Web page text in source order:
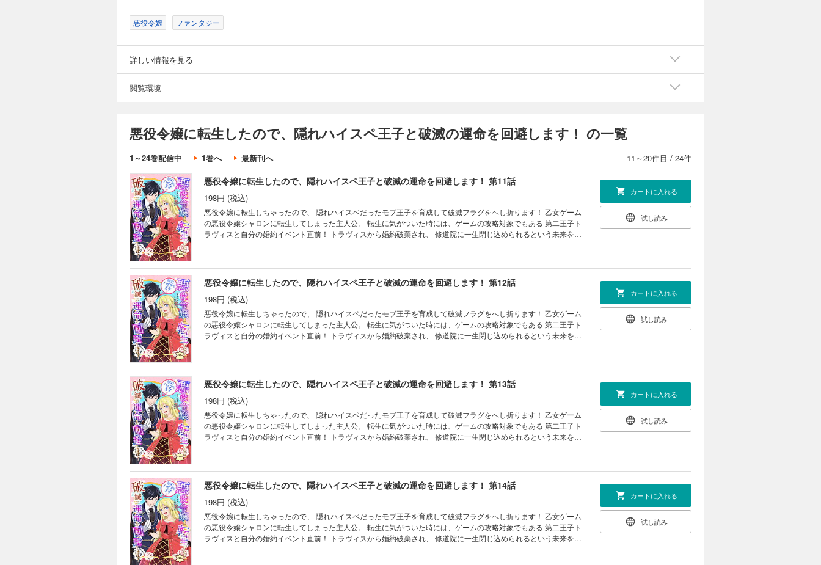
悪役令嬢 ファンタジー
詳しい情報を見る
閲覧環境
悪役令嬢に転生したので、隠れハイスペ王子と破滅の運命を回避します！ の一覧
1～24巻配信中 1巻へ 最新刊へ 11～20件目 / 24件
の悪役令嬢シャロンに転生してしまった主人公。 転生に気がついた時には、ゲームの攻略対象でもある 第二王子ト
ラヴィスと自分の婚約イベント直前！ トラヴィスから婚約破棄され、 修道院に一生閉じ込められるという未来を回
ラヴィスと自分の婚約イベント直前！ トラヴィスから婚約破棄され、 修道院に一生閉じ込められるという未来を回
避したいシャロンは、 ゲームではモブだった第三王子フェリクスに自分から求婚。 そのままフェリクスと婚約し、
破滅回避したと思ったら、 別の破滅フラグが立ってしまっていた……！？ 最初こそ保身のために 隠れハイスペだ
ったフェリクスを変身させていくシャロンだったが、 次第に二人の間に本当の恋と信頼が育まれていって……。
カートに入れる
悪役令嬢に転生したので、隠れハイスペ王子と破滅の運命を回避します！ 第11話
198円 (税込)
悪役令嬢に転生しちゃったので、 隠れハイスペだったモブ王子を育成して破滅フラグをへし折ります！ 乙女ゲーム
の悪役令嬢シャロンに転生してしまった主人公。 転生に気がついた時には、ゲームの攻略対象でもある 第二王子ト
ラヴィスと自分の婚約イベント直前！ トラヴィスから婚約破棄され、 修道院に一生閉じ込められるという未来を回
ったフェリクスを変身させていくシャロンだったが、 次第に二人の間に本当の恋と信頼が育まれていって……。
カートに入れる
試し読み
悪役令嬢に転生したので、隠れハイスペ王子と破滅の運命を回避します！ 第12話
198円 (税込)
悪役令嬢に転生しちゃったので、 隠れハイスペだったモブ王子を育成して破滅フラグをへし折ります！ 乙女ゲーム
の悪役令嬢シャロンに転生してしまった主人公。 転生に気がついた時には、ゲームの攻略対象でもある 第二王子ト
ラヴィスと自分の婚約イベント直前！ トラヴィスから婚約破棄され、 修道院に一生閉じ込められるという未来を回
ったフェリクスを変身させていくシャロンだったが、 次第に二人の間に本当の恋と信頼が育まれていって……。
カートに入れる
試し読み
悪役令嬢に転生したので、隠れハイスペ王子と破滅の運命を回避します！ 第13話
198円 (税込)
悪役令嬢に転生しちゃったので、 隠れハイスペだったモブ王子を育成して破滅フラグをへし折ります！ 乙女ゲーム
の悪役令嬢シャロンに転生してしまった主人公。 転生に気がついた時には、ゲームの攻略対象でもある 第二王子ト
ラヴィスと自分の婚約イベント直前！ トラヴィスから婚約破棄され、 修道院に一生閉じ込められるという未来を回
ったフェリクスを変身させていくシャロンだったが、 次第に二人の間に本当の恋と信頼が育まれていって……。
カートに入れる
試し読み
悪役令嬢に転生したので、隠れハイスペ王子と破滅の運命を回避します！ 第14話
198円 (税込)
悪役令嬢に転生しちゃったので、 隠れハイスペだったモブ王子を育成して破滅フラグをへし折ります！ 乙女ゲーム
の悪役令嬢シャロンに転生してしまった主人公。 転生に気がついた時には、ゲームの攻略対象でもある 第二王子ト
ラヴィスと自分の婚約イベント直前！ トラヴィスから婚約破棄され、 修道院に一生閉じ込められるという未来を回
カートに入れる
試し読み